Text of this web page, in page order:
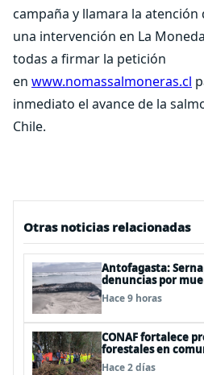
campaña y llamara la
una intervención en La
todas a firmar la petición
en www.nomassalmoneras.cl
inmediato el avance de la
Chile.
Otras noticias relacionadas
Antofagasta:
denuncias por
y maltrato a lobos
Hace 9 horas
CONAF fortalece
forestales en
Galvarino
Hace 2 días